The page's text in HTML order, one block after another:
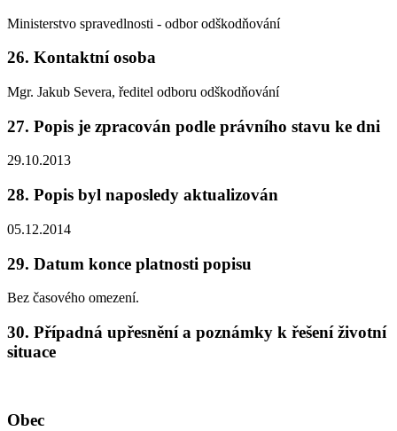
Ministerstvo spravedlnosti - odbor odškodňování
26. Kontaktní osoba
Mgr. Jakub Severa, ředitel odboru odškodňování
27. Popis je zpracován podle právního stavu ke dni
29.10.2013
28. Popis byl naposledy aktualizován
05.12.2014
29. Datum konce platnosti popisu
Bez časového omezení.
30. Případná upřesnění a poznámky k řešení životní
situace
Obec